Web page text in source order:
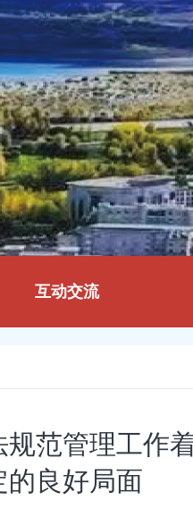
互动交流
范管理工作
的良好局面